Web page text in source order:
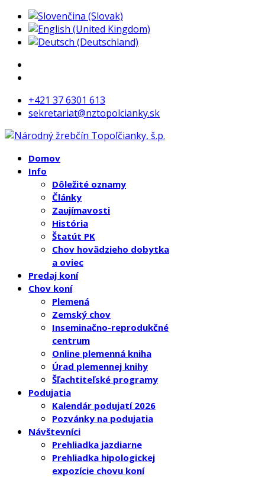
+421 37 6301 613
sekretariat@nztopolcianky.sk
Domov
Info
Dôležité oznamy
Články
Zaujímavosti
História
Štatút PK
Chov hovädzieho dobytka
a oviec
Predaj koní
Chov koní
Plemená
Zemský chov
Inseminačno-reprodukčné
centrum
Online plemenná kniha
Úrad plemennej knihy
Šľachtiteľské programy
Podujatia
Kalendár podujatí 2026
Pozvánky na podujatia
Návštevníci
Prehliadka jazdiarne
Prehliadka hipologickej
expozície chovu koní